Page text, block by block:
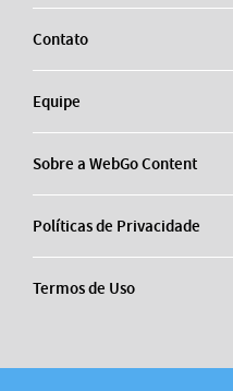
Contato
Equipe
Sobre a WebGo Content
Políticas de Privacidade
Termos de Uso